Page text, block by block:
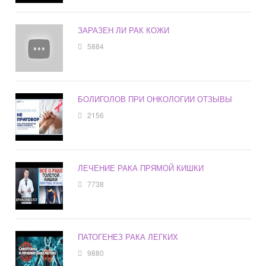
ЗАРАЗЕН ЛИ РАК КОЖИ
5884
БОЛИГОЛОВ ПРИ ОНКОЛОГИИ ОТЗЫВЫ
2156
ЛЕЧЕНИЕ РАКА ПРЯМОЙ КИШКИ
7738
ПАТОГЕНЕЗ РАКА ЛЕГКИХ
9880